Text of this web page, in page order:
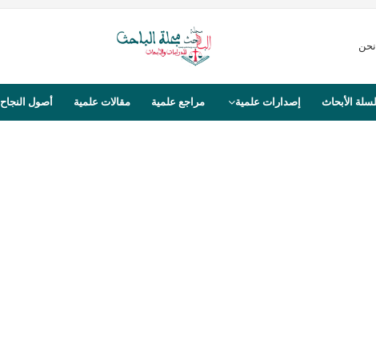
الأبحاث إصدارات علمية مراجع علمية مقالات علمية أصول النجاح